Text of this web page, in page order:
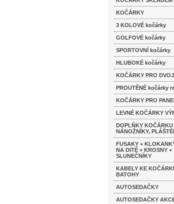
KOČÁRKY
3 KOLOVÉ kočárky
GOLFOVÉ kočárky
SPORTOVNÍ kočárky
HLUBOKÉ kočárky
KOČÁRKY PRO
PROUTĚNÉ kočárky
KOČÁRKY PRO
LEVNÉ KOČÁRKY
DOPLŇKY KOČÁRKU
NÁNOŽNÍKY,
FUSAKY +
NA DITĚ + KROSNY +
SLUNEČNÍKY
KABELY KE
BATOHY
AUTOSEDAČKY
AUTOSEDAČKY